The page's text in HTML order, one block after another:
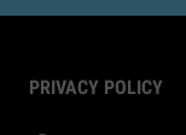
PRIVACY POLICY